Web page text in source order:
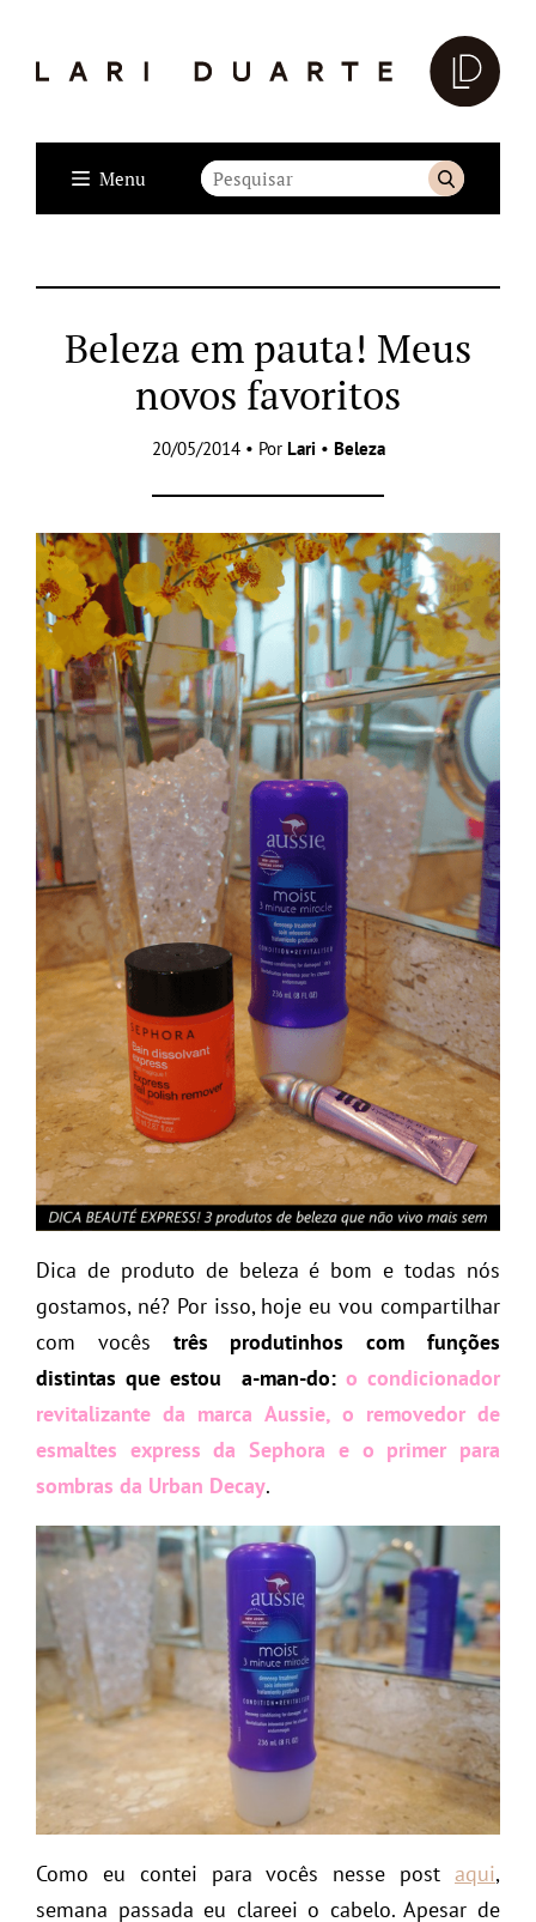
Menu
Beleza em pauta! Meus
novos favoritos
20/05/2014 • Por Lari • Beleza
Dica de produto de beleza é bom e todas nós
gostamos, né? Por isso, hoje eu vou compartilhar
com vocês três produtinhos com funções
distintas que estou a-man-do: o condicionador
revitalizante da marca Aussie, o removedor de
esmaltes express da Sephora e o primer para
sombras da Urban Decay.
Como eu contei para vocês nesse post aqui,
semana passada eu clareei o cabelo. Apesar de